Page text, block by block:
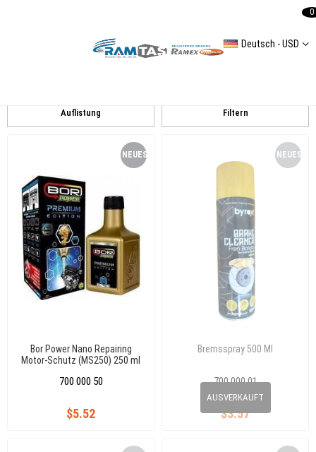
Deutsch - USD
0
Filtern
Auflistung
Bor Power Nano Repairing
Motor-Schutz (MS250) 250 ml
700 000 50
$5.52
NEUES
AUSVERKAUFT
Bremsspray 500 Ml
700 000 01
$3.57
NEUES
0